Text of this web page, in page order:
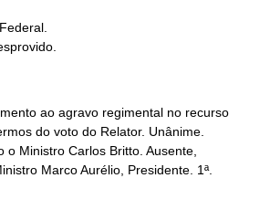
ao agravo regimental no recurso
do voto do Relator. Unânime.
o Ministro Carlos Britto. Ausente,
Marco Aurélio, Presidente. 1ª.